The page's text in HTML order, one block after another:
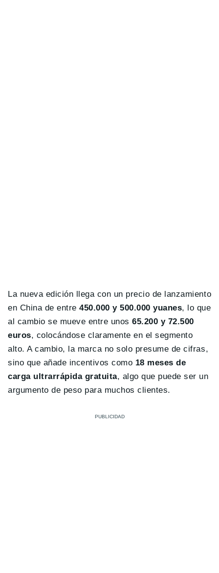
La nueva edición llega con un precio de lanzamiento
en China de entre450.000 y 500.000 yuanes, lo que
al cambio se mueve entre unos65.200 y 72.500
euros, colocándose claramente en el segmento
alto. A cambio, la marca no solo presume de cifras,
sino que añade incentivos como 18 meses de
carga ultrarrápida gratuita, algo que puede ser un
argumento de peso para muchos clientes.